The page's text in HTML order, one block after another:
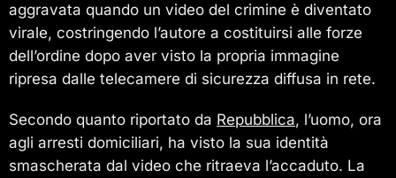
aggravata quando un video del crimine è diventato
virale, costringendo l’autore a costituirsi alle forze
dell’ordine dopo aver visto la propria immagine
ripresa dalle telecamere di sicurezza diffusa in rete.
Secondo quanto riportato da Repubblica, l’uomo, ora
agli arresti domiciliari, ha visto la sua identità
smascherata dal video che ritraeva l’accaduto. La